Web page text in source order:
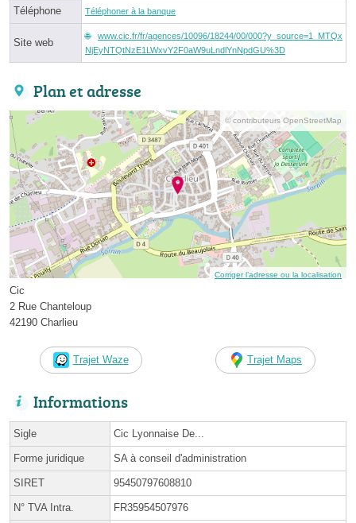
Téléphone Téléphoner à la banque
Site web
www.cic.fr/fr/agences/10096/18244/00/000?y_source=1_MTQx
NjEyNTQtNzE1LWxvY2F0aW9uLndlYnNpdGU%3D
Plan et adresse
© contributeurs OpenStreetMap
Corriger l’adresse ou la localisation
Cic
2 Rue Chanteloup
42190 Charlieu
Trajet Waze Trajet Maps
Informations
Sigle Cic Lyonnaise De...
Forme juridique SA à conseil d'administration
SIRET 95450797608810
N° TVA Intra. FR35954507976